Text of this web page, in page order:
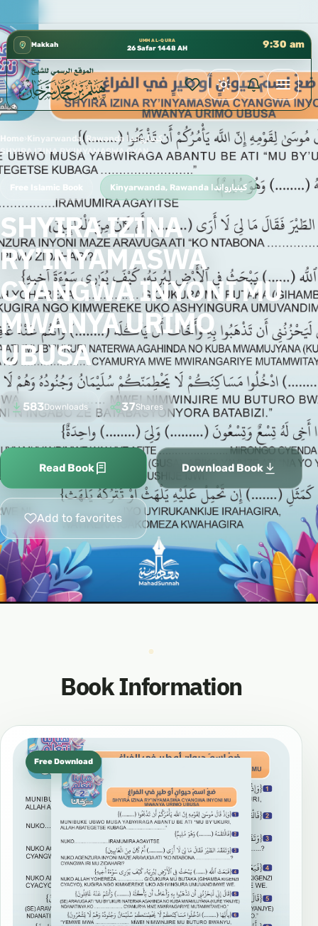
Makkah
UMM AL-QURA
26 Safar 1448 AH 9:30 am
Home Kinyarwanda, Rawanda كينيارواندا›
SHYIRA IZINA RY’INYAMASWA CYANGWA INYONI MU MWANYA URIMO UBUSA
Free Islamic Book Kinyarwanda, Rawanda كينيارواندا
SHYIRA IZINA
RY’INYAMASWA
CYANGWA INYONI MU
MWANYA URIMO
UBUSA
583Downloads 37Shares
Read Book Download Book
Add to favorites
Book Information
Free Download